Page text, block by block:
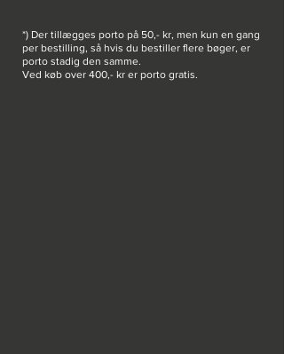
*) Der tillægges porto på 50,- kr, men kun en gang
per bestilling, så hvis du bestiller flere bøger, er
porto stadig den samme.
Ved køb over 400,- kr er porto gratis.